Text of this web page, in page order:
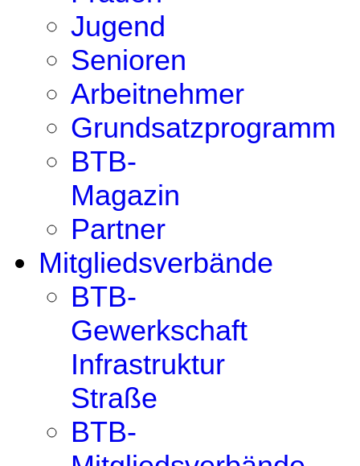
Jugend
Senioren
Arbeitnehmer
Grundsatzprogramm
BTB-
Magazin
Partner
Mitgliedsverbände
BTB-
Gewerkschaft
Infrastruktur
Straße
BTB-